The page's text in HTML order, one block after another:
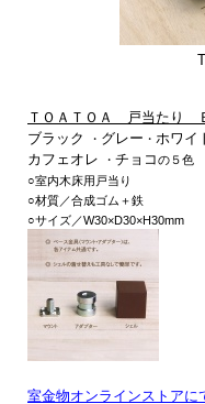
ＴＯＡＴＯＡ 戸当たり
ブラック
・ グレー ・ ホワイ
カフェオレ ・ チョコの５色
○室内木床用戸当り
○材質／合成ゴム＋鉄
○サイズ／W30×D30×H30mm
室金物オンラインストアに